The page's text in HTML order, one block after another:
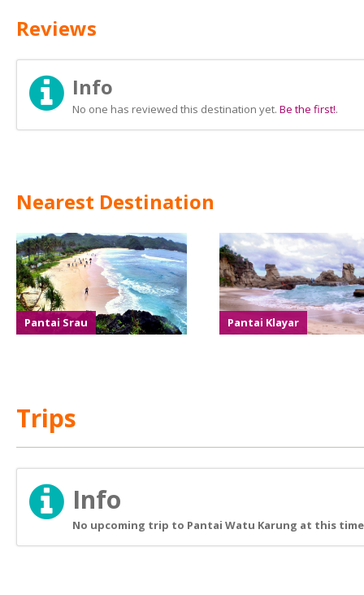
Reviews
Info
No one has reviewed this destination yet. Be the first!.
Nearest Destination
Pantai Srau Pantai Klayar
Trips
Info
No upcoming trip to Pantai Watu Karung at this time